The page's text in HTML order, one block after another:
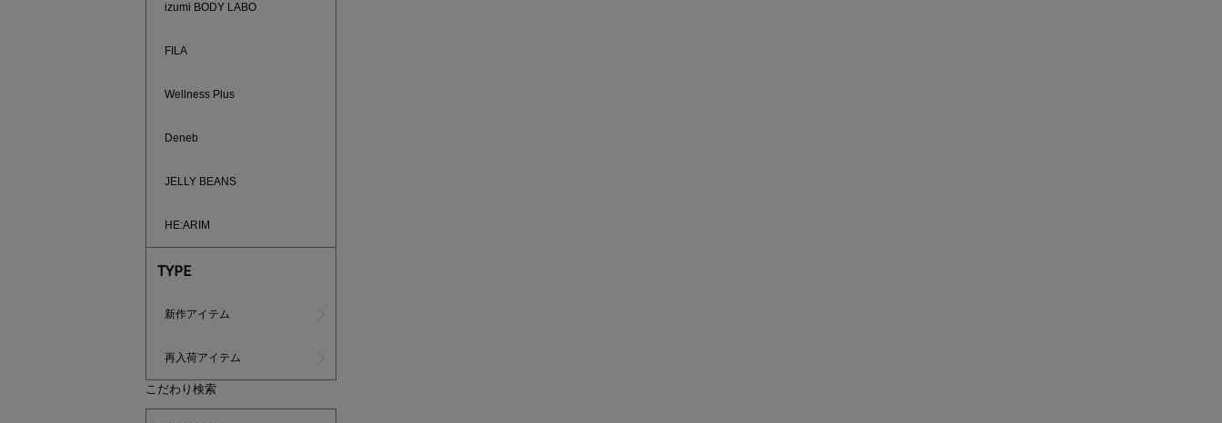
izumi BODY LABO
FILA
Wellness Plus
Deneb
JELLY BEANS
HE:ARIM
TYPE
新作アイテム
再入荷アイテム
こだわり検索